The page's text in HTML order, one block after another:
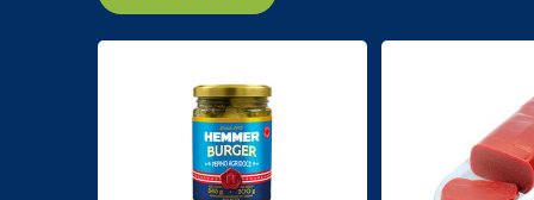
Ofertas Arena Mais
Ofertas Cartão Fácil pra Pagar